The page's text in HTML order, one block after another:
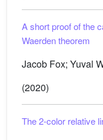
A short proof of the
Waerden theorem
Jacob Fox; Yuval
(2020)
The 2-color relative